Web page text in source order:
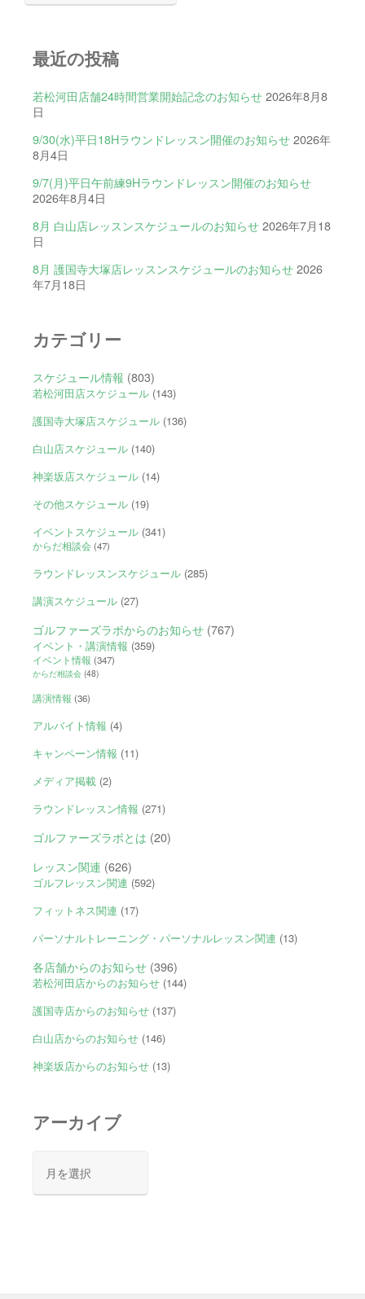
最近の投稿
若松河田店舗24時間営業開始記念のお知らせ 2026年8月8
日
9/30(水)平日18Hラウンドレッスン開催のお知らせ 2026年
8月4日
9/7(月)平日午前練9Hラウンドレッスン開催のお知らせ
2026年8月4日
8月 白山店レッスンスケジュールのお知らせ 2026年7月18
日
8月 護国寺大塚店レッスンスケジュールのお知らせ 2026
年7月18日
カテゴリー
スケジュール情報 (803)
若松河田店スケジュール(143)
護国寺大塚店スケジュール(136)
白山店スケジュール(140)
神楽坂店スケジュール(14)
その他スケジュール(19)
イベントスケジュール(341)
からだ相談会(47)
ラウンドレッスンスケジュール(285)
講演スケジュール(27)
ゴルファーズラボからのお知らせ(767)
イベント・講演情報 (359)
イベント情報 (347)
からだ相談会(48)
講演情報 (36)
アルバイト情報 (4)
キャンペーン情報 (11)
メディア掲載(2)
ラウンドレッスン情報 (271)
ゴルファーズラボとは (20)
レッスン関連 (626)
ゴルフレッスン関連 (592)
フィットネス関連 (17)
パーソナルトレーニング・パーソナルレッスン関連 (13)
各店舗からのお知らせ(396)
若松河田店からのお知らせ(144)
護国寺店からのお知らせ(137)
白山店からのお知らせ(146)
神楽坂店からのお知らせ(13)
アーカイブ
カ